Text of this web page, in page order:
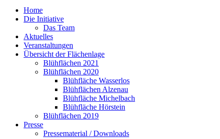
Home
Die Initiative
Das Team
Aktuelles
Veranstaltungen
Übersicht der Flächenlage
Blühflächen 2021
Blühflächen 2020
Blühfläche Wasserlos
Blühflächen Alzenau
Blühfläche Michelbach
Blühfläche Hörstein
Blühflächen 2019
Presse
Pressematerial / Downloads